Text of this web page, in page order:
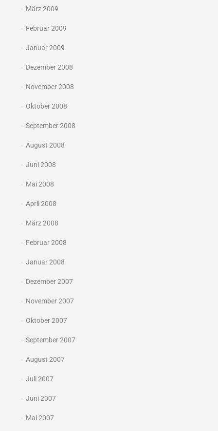
März 2009
Februar 2009
Januar 2009
Dezember 2008
November 2008
Oktober 2008
September 2008
August 2008
Juni 2008
Mai 2008
April 2008
März 2008
Februar 2008
Januar 2008
Dezember 2007
November 2007
Oktober 2007
September 2007
August 2007
Juli 2007
Juni 2007
Mai 2007